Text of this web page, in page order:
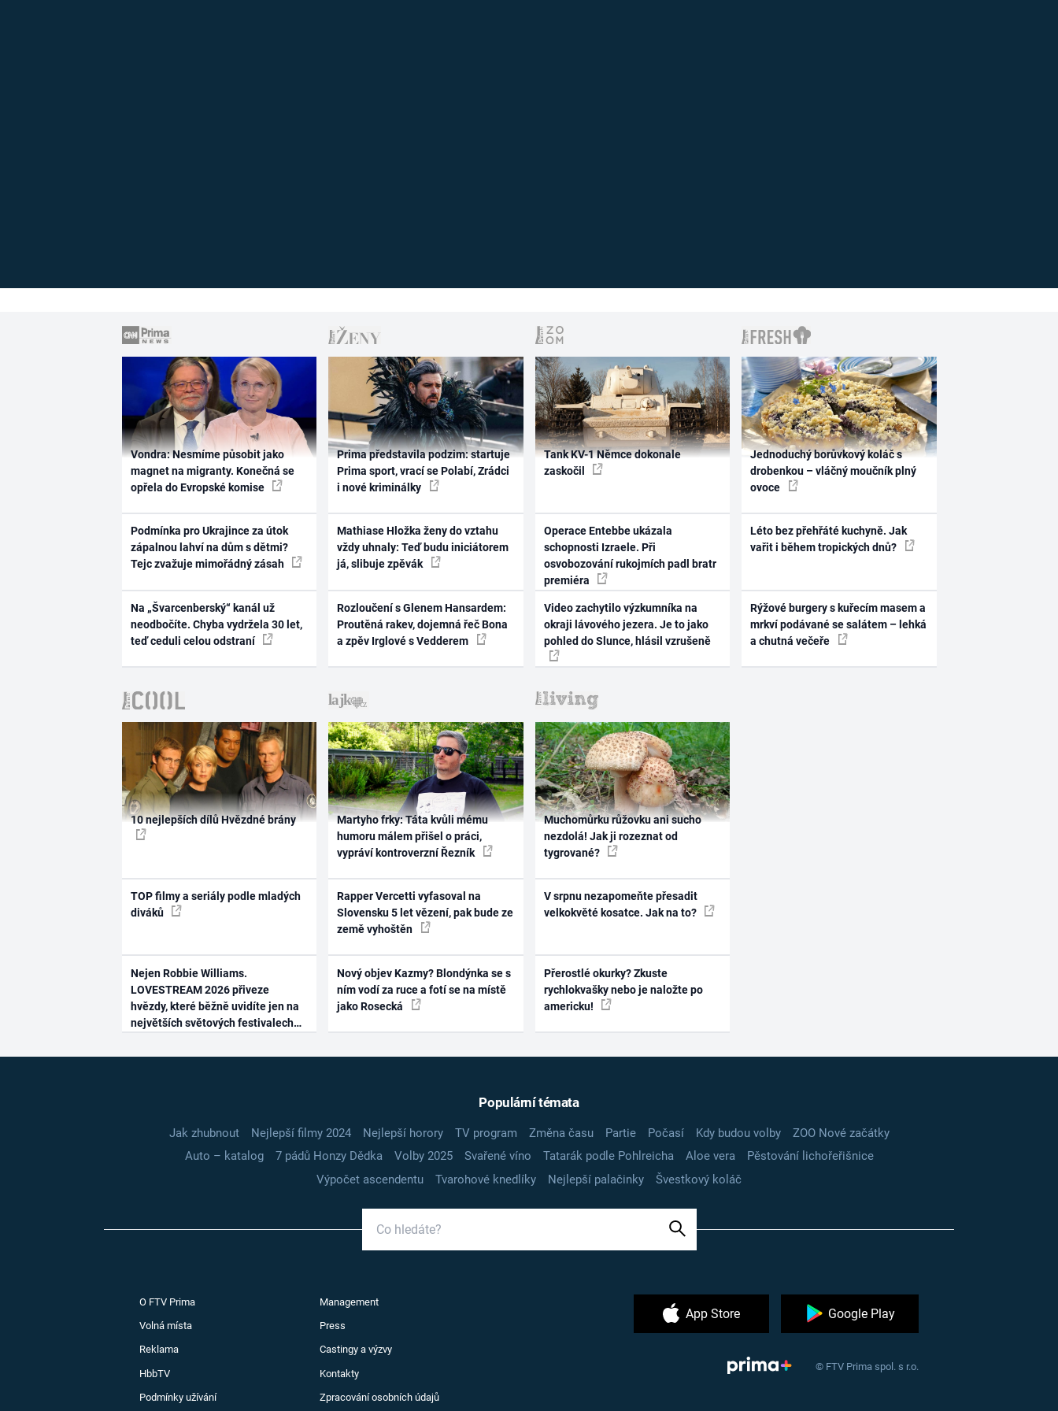
Vondra: Nesmíme působit jako
magnet na migranty. Konečná se
opřela do Evropské komise
Podmínka pro Ukrajince za útok
zápalnou lahví na dům s dětmi?
Tejc zvažuje mimořádný zásah
Na „Švarcenberský“ kanál už
neodbočíte. Chyba vydržela 30 let,
teď ceduli celou odstraní
Prima představila podzim: startuje
Prima sport, vrací se Polabí, Zrádci
i nové kriminálky
Mathiase Hložka ženy do vztahu
vždy uhnaly: Teď budu iniciátorem
já, slibuje zpěvák
Rozloučení s Glenem Hansardem:
Proutěná rakev, dojemná řeč Bona
a zpěv Irglové s Vedderem
Tank KV-1 Němce dokonale
zaskočil
Operace Entebbe ukázala
schopnosti Izraele. Při
osvobozování rukojmích padl bratr
premiéra
Video zachytilo výzkumníka na
okraji lávového jezera. Je to jako
pohled do Slunce, hlásil vzrušeně
Jednoduchý borůvkový koláč s
drobenkou – vláčný moučník plný
ovoce
Léto bez přehřáté kuchyně. Jak
vařit i během tropických dnů?
Rýžové burgery s kuřecím masem a
mrkví podávané se salátem – lehká
a chutná večeře
10 nejlepších dílů Hvězdné brány
TOP filmy a seriály podle mladých
diváků
Nejen Robbie Williams.
LOVESTREAM 2026 přiveze
hvězdy, které běžně uvidíte jen na
největších světových festivalech
Martyho frky: Táta kvůli mému
humoru málem přišel o práci,
vypráví kontroverzní Řezník
Rapper Vercetti vyfasoval na
Slovensku 5 let vězení, pak bude ze
země vyhoštěn
Nový objev Kazmy? Blondýnka se s
ním vodí za ruce a fotí se na místě
jako Rosecká
Muchomůrku růžovku ani sucho
nezdolá! Jak ji rozeznat od
tygrované?
V srpnu nezapomeňte přesadit
velkokvěté kosatce. Jak na to?
Přerostlé okurky? Zkuste
rychlokvašky nebo je naložte po
americku!
Populární témata
Jak zhubnout Nejlepší filmy 2024 Nejlepší horory TV program Změna času Partie Počasí Kdy budou volby
ZOO Nové začátky
Auto – katalog
7 pádů Honzy Dědka Volby 2025 Svařené víno Tatarák podle Pohlreicha Aloe vera
Pěstování lichořeřišnice
Výpočet ascendentu
Tvarohové knedlíky Nejlepší palačinky Švestkový koláč
O FTV Prima Management
Volná místa Press
Reklama Castingy a výzvy
HbbTV Kontakty
Podmínky užívání Zpracování osobních údajů
App Store Google Play
© FTV Prima spol. s r.o.